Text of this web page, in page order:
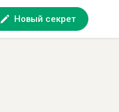
Новый секрет